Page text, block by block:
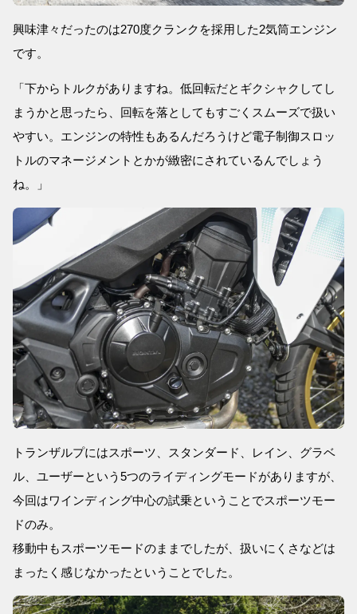
興味津々だったのは270度クランクを採用した2気筒エンジン
です。
「下からトルクがありますね。低回転だとギクシャクしてし
まうかと思ったら、回転を落としてもすごくスムーズで扱い
やすい。エンジンの特性もあるんだろうけど電子制御スロッ
トルのマネージメントとかが緻密にされているんでしょう
ね。」
トランザルプにはスポーツ、スタンダード、レイン、グラベ
ル、ユーザーという5つのライディングモードがありますが、
今回はワインディング中心の試乗ということでスポーツモー
ドのみ。
移動中もスポーツモードのままでしたが、扱いにくさなどは
まったく感じなかったということでした。